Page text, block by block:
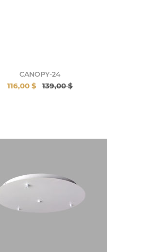
CANOPY-24
116,00 $ 139,00 $